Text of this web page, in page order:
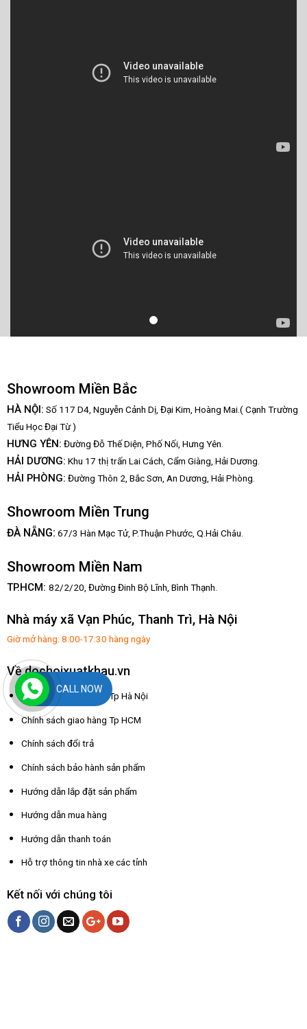
Showroom Miền Bắc
HÀ NỘI: Số 117 D4, Nguyễn Cảnh Dị, Đại Kim, Hoàng Mai.( Cạnh Trường
Tiểu Học Đại Từ )
HƯNG YÊN: Đường Đỗ Thế Diện, Phố Nối, Hưng Yên.
HẢI DƯƠNG: Khu 17 thị trấn Lai Cách, Cẩm Giàng, Hải Dương.
HẢI PHÒNG: Đường Thôn 2, Bắc Sơn, An Dương, Hải Phòng.
Showroom Miền Trung
ĐÀ NẴNG: 67/3 Hàn Mạc Tử, P.Thuận Phước, Q.Hải Châu.
Showroom Miền Nam
TP.HCM: 82/2/20, Đường Đinh Bộ Lĩnh, Bình Thạnh.
Nhà máy xã Vạn Phúc, Thanh Trì, Hà Nội
Giờ mở hàng: 8:00-17:30 hàng ngày
Về dochoixuatkhau.vn
Chính sách giao hàng Tp Hà Nội
Chính sách giao hàng Tp HCM
Chính sách đổi trả
Chính sách bảo hành sản phẩm
Hướng dẫn lắp đặt sản phẩm
Hướng dẫn mua hàng
Hướng dẫn thanh toán
Hỗ trợ thông tin nhà xe các tỉnh
Kết nối với chúng tôi
CALL NOW